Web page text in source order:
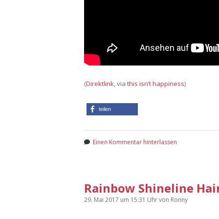
(Direktlink , via this isn’t happiness)
teilen
Einen Kommentar hinterlassen
Rainbow Shineline
29. Mai 2017 um 15:31 Uhrvon Ronny